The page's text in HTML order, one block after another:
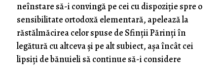
neînstare să-i convingă pe cei cu dispoziție spre o
sensibilitate ortodoxă elementară, apelează la
răstălmăcirea celor spuse de Sfinții Părinți în
legătură cu altceva și pe alt subiect, așa încât cei
lipsiți de bănuieli să continue să-i considere